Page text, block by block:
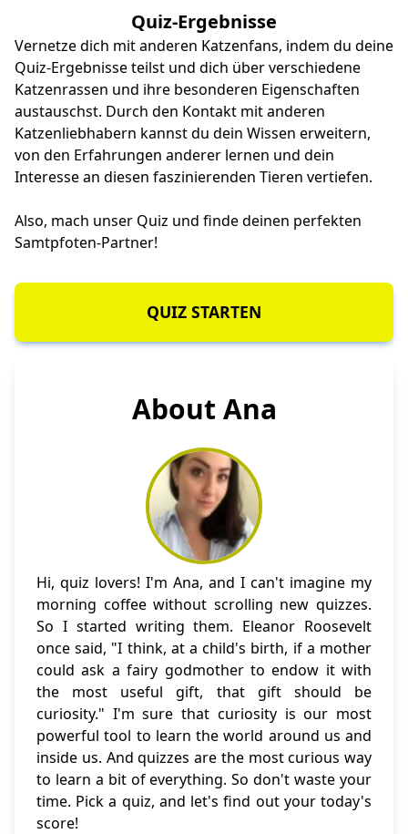
Quiz-Ergebnisse
Vernetze dich mit anderen Katzenfans, indem du deine
Quiz-Ergebnisse teilst und dich über verschiedene
Katzenrassen und ihre besonderen Eigenschaften
austauschst. Durch den Kontakt mit anderen
Katzenliebhabern kannst du dein Wissen erweitern,
von den Erfahrungen anderer lernen und dein
Interesse an diesen faszinierenden Tieren vertiefen.
Also, mach unser Quiz und finde deinen perfekten
Samtpfoten-Partner!
QUIZ STARTEN
About Ana
Hi, quiz lovers! I'm Ana, and I can't imagine my
morning coffee without scrolling new quizzes.
So I started writing them. Eleanor Roosevelt
once said, "I think, at a child's birth, if a mother
could ask a fairy godmother to endow it with
the most useful gift, that gift should be
curiosity." I'm sure that curiosity is our most
powerful tool to learn the world around us and
inside us. And quizzes are the most curious way
to learn a bit of everything. So don't waste your
time. Pick a quiz, and let's find out your today's
score!